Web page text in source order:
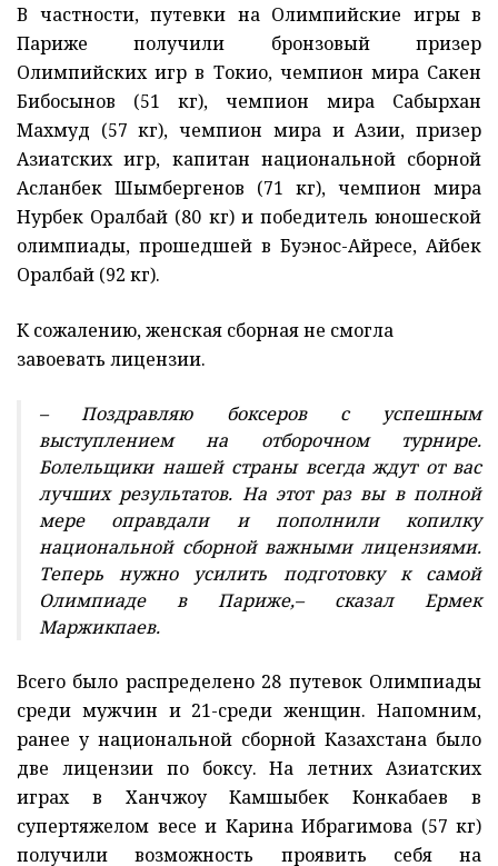
В частности, путевки на Олимпийские игры в
Париже получили бронзовый призер
Олимпийских игр в Токио, чемпион мира Сакен
Бибосынов (51 кг), чемпион мира Сабырхан
Махмуд (57 кг), чемпион мира и Азии, призер
Азиатских игр, капитан национальной сборной
Асланбек Шымбергенов (71 кг), чемпион мира
Нурбек Оралбай (80 кг) и победитель юношеской
олимпиады, прошедшей в Буэнос-Айресе, Айбек
Оралбай (92 кг).
К сожалению, женская сборная не смогла
завоевать лицензии.
– Поздравляю боксеров с успешным
выступлением на отборочном турнире.
Болельщики нашей страны всегда ждут от вас
лучших результатов. На этот раз вы в полной
мере оправдали и пополнили копилку
национальной сборной важными лицензиями.
Теперь нужно усилить подготовку к самой
Олимпиаде в Париже,– сказал Ермек
Маржикпаев.
Всего было распределено 28 путевок Олимпиады
среди мужчин и 21-среди женщин. Напомним,
ранее у национальной сборной Казахстана было
две лицензии по боксу. На летних Азиатских
играх в Ханчжоу Камшыбек Конкабаев в
супертяжелом весе и Карина Ибрагимова (57 кг)
получили возможность проявить себя на